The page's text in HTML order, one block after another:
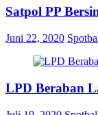
Satpol PP
Juni 22, 2020
LPD Beraban